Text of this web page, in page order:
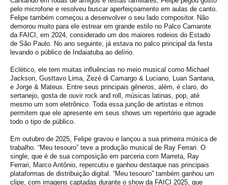
pelo microfone e resolveu buscar aperfeiçoamento em aulas de canto.
Felipe também começou a desenvolver o seu lado compositor. Não
demorou muito para ele estrear em grande estilo no Palco Camarote
da FAICI, em 2024, considerado um dos maiores rodeios do Estado
de São Paulo. No ano seguinte, já estava no palco principal da festa
levando o público de Indaiatuba ao delírio.
Eclético, ele tem muitas influências no meio musical como Michael
Jackson, Gusttavo Lima, Zezé di Camargo & Luciano, Luan Santana,
e Jorge & Mateus. Entre seus principais gêneros, além, é claro, do
sertanejo, gosta de ouvir rock and roll, músicas latinas, pop, até
mesmo um som eletrônico. Toda essa junção de artistas e ritmos
permitem que ele apresente em seus shows um repertório que agrade
todo o tipo de público.
Em outubro de 2025, Felipe gravou e lançou a sua primeira música de
trabalho. “Meu tesouro” teve a produção musical de Ray Ferrari. O
single, que é de sua composição em parceria com Marreta, Ray
Ferrari, Marco Antônio, repercutiu e ganhou destaque nas principais
plataformas de distribuição digital. “Meu tesouro” também ganhou um
clipe, com imagens captadas durante o show da FAICI 2025, que